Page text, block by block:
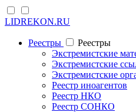
LIDREKON.RU
Реестры
Реестры
Экстремистские
Экстремистские
Экстремистские
Реестр иноагентов
Реестр НКО
Реестр СОНКО